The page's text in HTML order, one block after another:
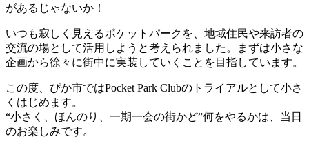
があるじゃないか！
いつも寂しく見えるポケットパークを、地域住民や来訪者の
交流の場として活用しようと考えられました。まずは小さな
企画から徐々に街中に実装していくことを目指しています。
この度、ぴか市ではPocket Park Clubのトライアルとして小さ
くはじめます。
“小さく、ほんのり、一期一会の街かど”何をやるかは、当日
のお楽しみです。